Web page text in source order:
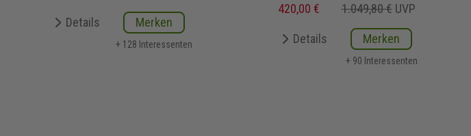
Details Merken
+ 128 Interessenten
420,00 €
1.049,80 € UVP
Details Merken
+ 90 Interessenten